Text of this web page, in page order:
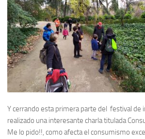
Y cerrando esta primera parte del festival de
realizado una interesante charla titulada
Me lo pido!!, como afecta el consumismo